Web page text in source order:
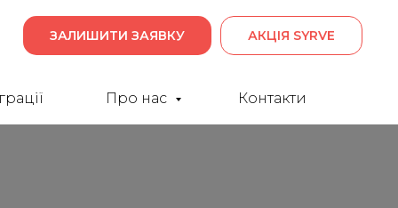
ЗАЛИШИТИ ЗАЯВКУ АКЦІЯ SYRVE
Про нас Контакти